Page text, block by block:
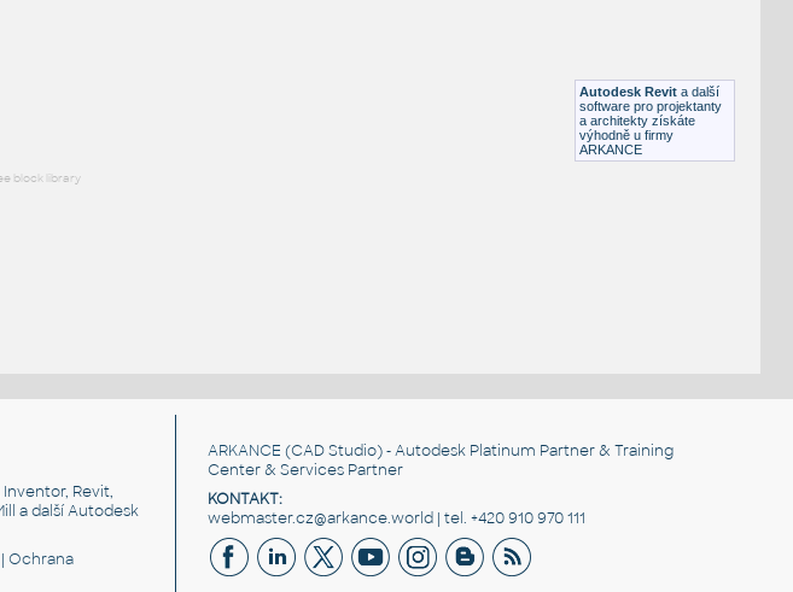
Autodesk Revit a další
software pro projektanty
a architekty získáte
výhodně u firmy
ARKANCE
block library
Revit,
a další Autodesk
|Ochrana
ARKANCE (CAD Studio) - Autodesk Platinum Partner & Training
Center & Services Partner
KONTAKT:
webmaster.cz@arkance.world | tel. +420 910 970 111